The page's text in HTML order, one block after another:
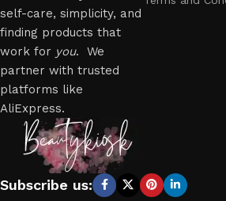
self-care, simplicity, and
finding products that
work for you. We
partner with trusted
platforms like
AliExpress.
Subscribe us: